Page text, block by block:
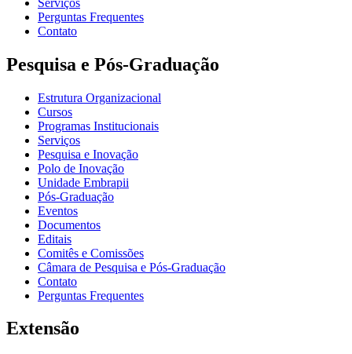
Perguntas Frequentes
Contato
Pesquisa e Pós-Graduação
Estrutura Organizacional
Cursos
Programas Institucionais
Serviços
Pesquisa e Inovação
Polo de Inovação
Unidade Embrapii
Pós-Graduação
Eventos
Documentos
Editais
Comitês e Comissões
Câmara de Pesquisa e Pós-Graduação
Contato
Perguntas Frequentes
Extensão